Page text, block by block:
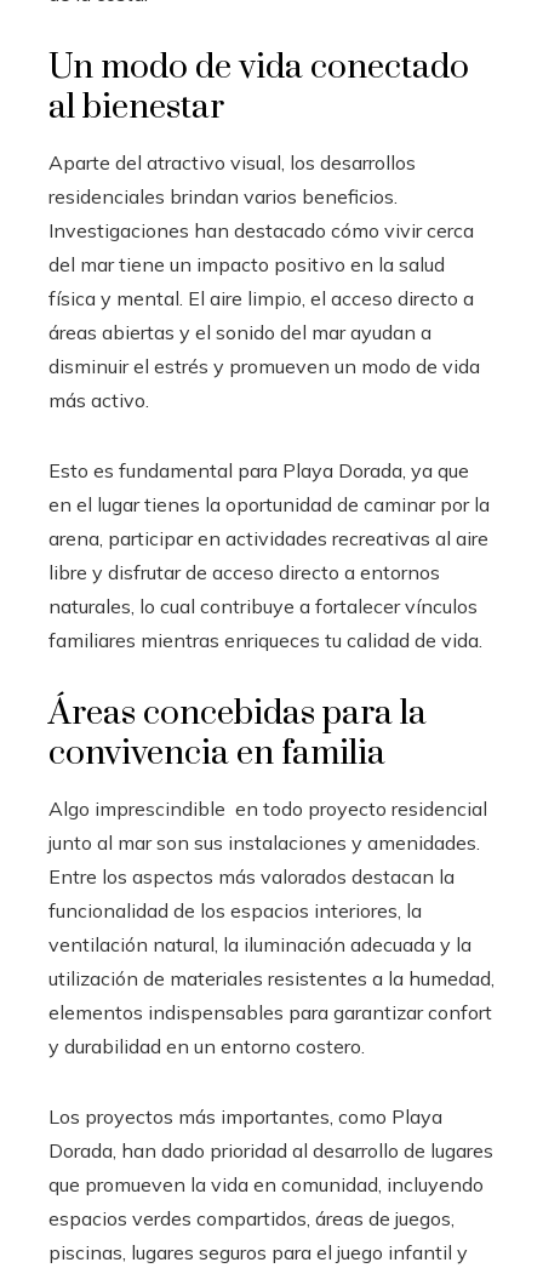
Un modo de vida conectado
al bienestar
Aparte del atractivo visual, los desarrollos
residenciales brindan varios beneficios.
Investigaciones han destacado cómo vivir cerca
del mar tiene un impacto positivo en la salud
física y mental. El aire limpio, el acceso directo a
áreas abiertas y el sonido del mar ayudan a
disminuir el estrés y promueven un modo de vida
más activo.
Esto es fundamental para Playa Dorada, ya que
en el lugar tienes la oportunidad de caminar por la
arena, participar en actividades recreativas al aire
libre y disfrutar de acceso directo a entornos
naturales, lo cual contribuye a fortalecer vínculos
familiares mientras enriqueces tu calidad de vida.
Áreas concebidas para la
convivencia en familia
Algo imprescindible en todo proyecto residencial
junto al mar son sus instalaciones y amenidades.
Entre los aspectos más valorados destacan la
funcionalidad de los espacios interiores, la
ventilación natural, la iluminación adecuada y la
utilización de materiales resistentes a la humedad,
elementos indispensables para garantizar confort
y durabilidad en un entorno costero.
Los proyectos más importantes, como Playa
Dorada, han dado prioridad al desarrollo de lugares
que promueven la vida en comunidad, incluyendo
espacios verdes compartidos, áreas de juegos,
piscinas, lugares seguros para el juego infantil y